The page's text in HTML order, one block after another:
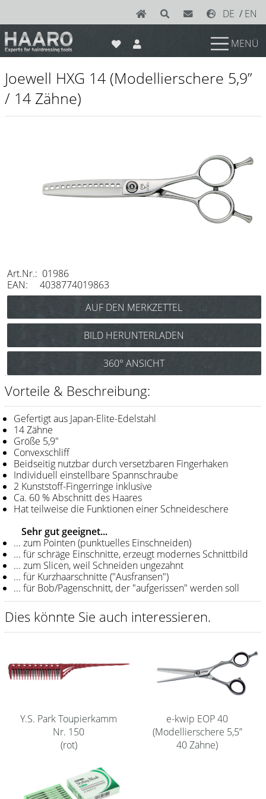
DE / EN
MENÜ
Scheren
Joewell
Konayuki
Messer / Klingen
Feather
e-kwip
Kämme
Fejic
e-kwip
Bürsten
Y.S. Park
Werkzeugtaschen
e-kwip
Joewell
Shampoo
Aromase Salon-Pro
Equipment
Sale %
Schleifservice
Produktwissen Scheren
Kontakt
Joewell HXG 14 (Modellierschere 5,9”
/ 14 Zähne)
Art.Nr.: 01986
EAN: 4038774019863
BILD HERUNTERLADEN
360° ANSICHT
Vorteile & Beschreibung:
Gefertigt aus Japan-Elite-Edelstahl
14 Zähne
Größe 5,9"
Convexschliff
Beidseitig nutzbar durch versetzbaren Fingerhaken
Individuell einstellbare Spannschraube
2 Kunststoff-Fingerringe inklusive
Ca. 60 % Abschnitt des Haares
Hat teilweise die Funktionen einer Schneideschere
Sehr gut geeignet...
... zum Pointen (punktuelles Einschneiden)
... für schräge Einschnitte, erzeugt modernes Schnittbild
... zum Slicen, weil Schneiden ungezahnt
... für Kurzhaarschnitte ("Ausfransen")
... für Bob/Pagenschnitt, der "aufgerissen" werden soll
Dies könnte Sie auch interessieren.
Y.S. Park Toupierkamm
Nr. 150
(rot)
e-kwip EOP 40
(Modellierschere 5,5”
40 Zähne)